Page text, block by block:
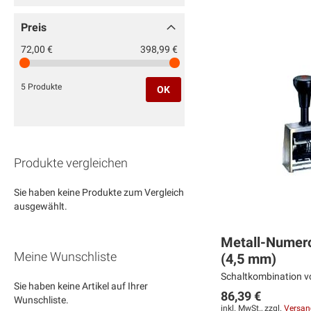
Metall-
(4,5 mm)
Schaltkombination
86,39 €
inkl. MwSt., zzgl.
Preis
72,00 € 398,99 €
5 Produkte OK
Produkte vergleichen
Sie haben keine Produkte zum Vergleich
ausgewählt.
Meine Wunschliste
Sie haben keine Artikel auf Ihrer
Wunschliste.